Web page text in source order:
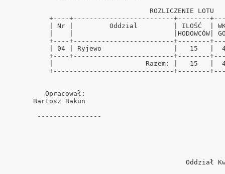
+----+-------------------------
| Nr |         Oddzial         | ILOŚĆ
|    |
+----+-------------------------
| 04 | Ryjewo                  |   15
+----+-------------------------
|                       Razem: |   15
+------------------------------
Opracował:
----------------